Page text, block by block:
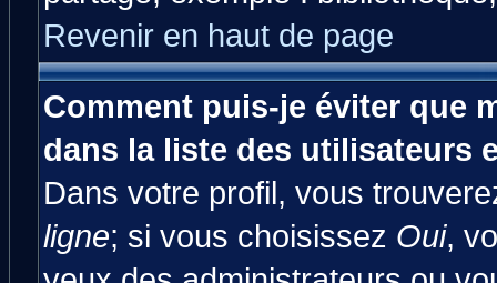
Revenir en haut de page
Comment puis-je éviter que
dans la liste des utilisateurs
Dans votre profil, vous
ligne; si vous choisissez Oui,